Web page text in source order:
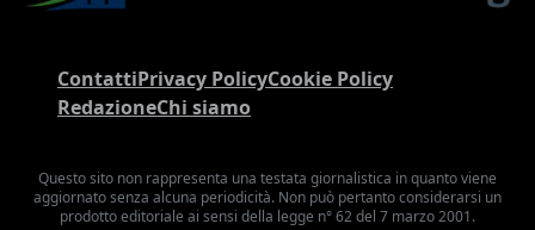
ContattiPrivacy PolicyCookie Policy
RedazioneChi siamo
Questo sito non rappresenta una testata giornalistica in quanto viene
aggiornato senza alcuna periodicità. Non può pertanto considerarsi un
prodotto editoriale ai sensi della legge n° 62 del 7 marzo 2001.